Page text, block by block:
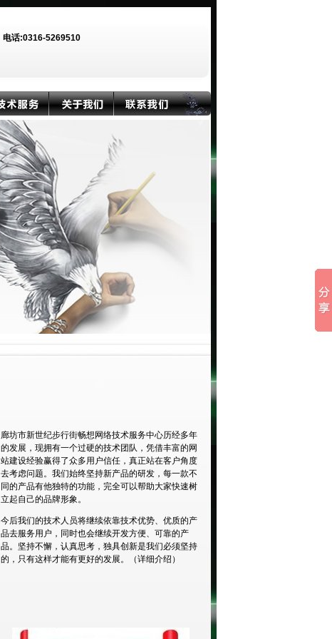
电话:0316-5269510
廊坊市新世纪步行街畅想网络技术服务中心历经多年
的发展，现拥有一个过硬的技术团队，凭借丰富的网
站建设经验赢得了众多用户信任，真正站在客户角度
去考虑问题。我们始终坚持新产品的研发，每一款不
同的产品有他独特的功能，完全可以帮助大家快速树
立起自己的品牌形象。
今后我们的技术人员将继续依靠技术优势、优质的产
品去服务用户，同时也会继续开发方便、可靠的产
品。坚持不懈，认真思考，独具创新是我们必须坚持
的，只有这样才能有更好的发展。（详细介绍 ）